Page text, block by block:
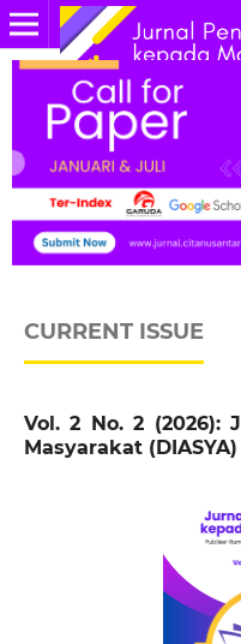
CURRENT ISSUE
Vol. 2 No. 2 (2026):
Masyarakat (DIASYA)